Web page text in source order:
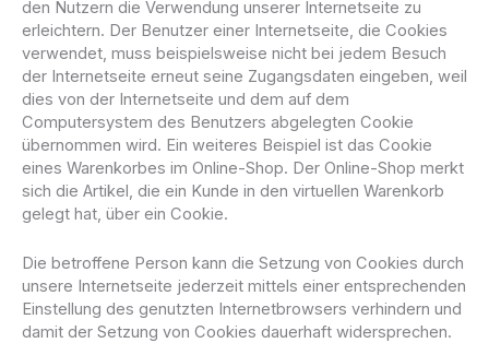
den Nutzern die Verwendung unserer Internetseite zu
erleichtern. Der Benutzer einer Internetseite, die Cookies
verwendet, muss beispielsweise nicht bei jedem Besuch
der Internetseite erneut seine Zugangsdaten eingeben, weil
dies von der Internetseite und dem auf dem
Computersystem des Benutzers abgelegten Cookie
übernommen wird. Ein weiteres Beispiel ist das Cookie
eines Warenkorbes im Online-Shop. Der Online-Shop merkt
sich die Artikel, die ein Kunde in den virtuellen Warenkorb
gelegt hat, über ein Cookie.
Die betroffene Person kann die Setzung von Cookies durch
unsere Internetseite jederzeit mittels einer entsprechenden
Einstellung des genutzten Internetbrowsers verhindern und
damit der Setzung von Cookies dauerhaft widersprechen.